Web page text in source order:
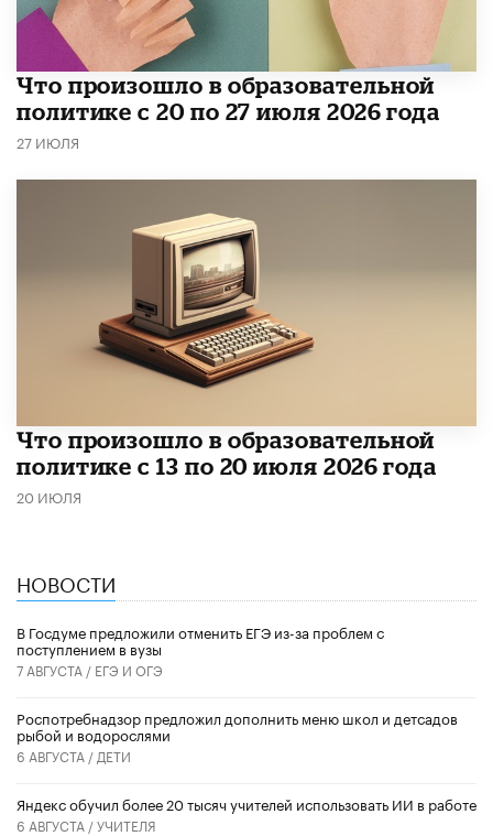
​Что произошло в образовательной
политике с 20 по 27 июля 2026 года
27 ИЮЛЯ
Что произошло в образовательной
политике с 13 по 20 июля 2026 года
20 ИЮЛЯ
НОВОСТИ
В Госдуме предложили отменить ЕГЭ из-за проблем с
поступлением в вузы
7 АВГУСТА / ЕГЭ И ОГЭ
Роспотребнадзор предложил дополнить меню школ и детсадов
рыбой и водорослями
6 АВГУСТА / ДЕТИ
​Яндекс обучил более 20 тысяч учителей использовать ИИ в работе
6 АВГУСТА /УЧИТЕЛЯ